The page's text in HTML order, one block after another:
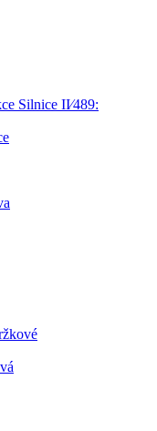
Silnice II⁄489: